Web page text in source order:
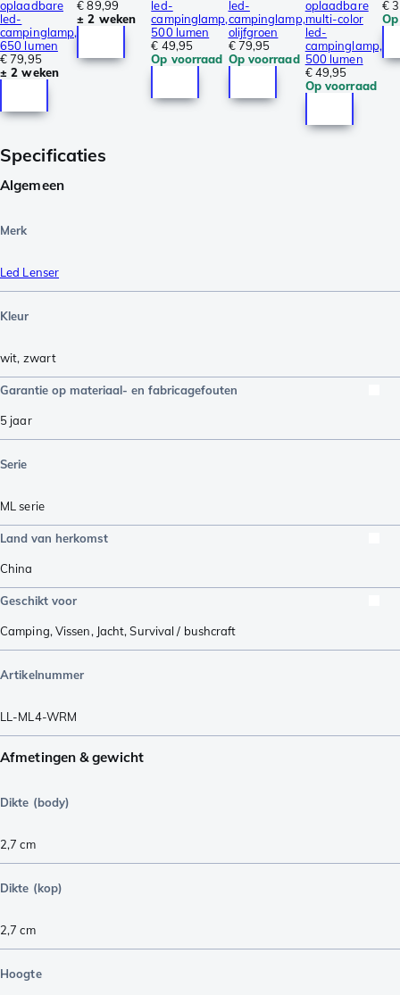
oplaadbare
led-
campinglamp,
650 lumen
€ 79,95
± 2 weken
€ 89,99
± 2 weken
led-
campinglamp,
500 lumen
€ 49,95
Op voorraad
led-
campinglamp,
olijfgroen
€ 79,95
Op voorraad
oplaadbare
multi-color
led-
campinglamp,
500 lumen
€ 49,95
Op voorraad
€
Specificaties
Algemeen
Merk
Led Lenser
Kleur
wit, zwart
Garantie op materiaal- en fabricagefouten
5 jaar
Serie
ML serie
Land van herkomst
China
Geschikt voor
Camping,Vissen, Jacht,Survival / bushcraft
Artikelnummer
LL-ML4-WRM
Afmetingen & gewicht
Dikte (body)
2,7 cm
Dikte (kop)
2,7 cm
Hoogte